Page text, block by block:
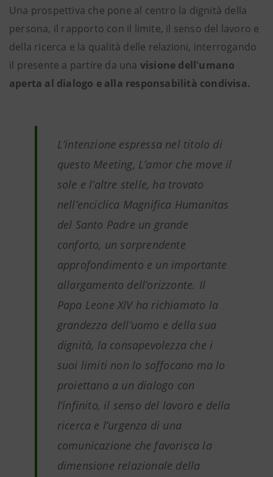
Una prospettiva che pone al centro la dignità della
persona, il rapporto con il limite, il senso del lavoro e
della ricerca e la qualità delle relazioni, interrogando
il presente a partire da una visione dell'umano
aperta al dialogo e alla responsabilità condivisa.
L’intenzione espressa nel titolo di
questo Meeting, L’amor che move il
sole e l’altre stelle, ha trovato
nell’enciclica Magnifica Humanitas
del Santo Padre un grande
conforto, un sorprendente
approfondimento e un importante
allargamento dell’orizzonte. Il
Papa Leone XIV ha richiamato la
grandezza dell’uomo e della sua
dignità, la consapevolezza che i
suoi limiti non lo soffocano ma lo
proiettano a un dialogo con
l’infinito, il senso del lavoro e della
ricerca e l’urgenza di una
comunicazione che favorisca la
dimensione relazionale della